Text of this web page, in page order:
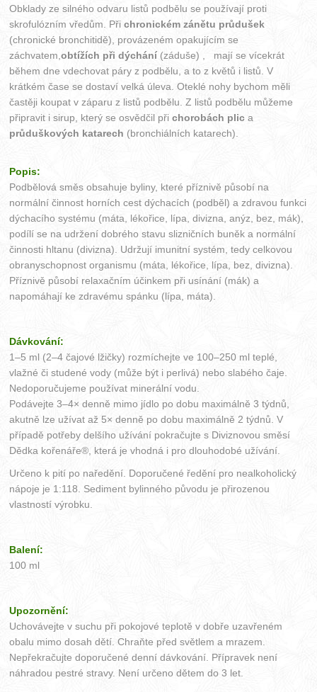
Obklady ze silného odvaru listů podbělu se používají proti
skrofulózním vředům. Přichronickém zánětu průdušek
(chronické bronchitidě), provázeném opakujícím se
záchvatem,obtížích při dýchání (záduše) , mají se vícekrát
během dne vdechovat páry z podbělu, a to z květů i listů. V
krátkém čase se dostaví velká úleva. Oteklé nohy bychom měli
častěji koupat v záparu z listů podbělu. Z listů podbělu můžeme
připravit i sirup, který se osvědčil přichorobách plic a
průduškových katarech (bronchiálních katarech).
Popis:
Podbělová směs obsahuje byliny, které příznivě působí na
normální činnost horních cest dýchacích (podběl) a zdravou funkci
dýchacího systému (máta, lékořice, lípa, divizna, anýz, bez, mák),
podílí se na udržení dobrého stavu slizničních buněk a normální
činnosti hltanu (divizna). Udržují imunitní systém, tedy celkovou
obranyschopnost organismu (máta, lékořice, lípa, bez, divizna).
Příznivě působí relaxačním účinkem při usínání (mák) a
napomáhají ke zdravému spánku (lípa, máta).
Dávkování:
1–5 ml (2–4 čajové lžičky) rozmíchejte ve 100–250 ml teplé,
vlažné či studené vody (může být i perlivá) nebo slabého čaje.
Nedoporučujeme používat minerální vodu.
Podávejte 3–4× denně mimo jídlo po dobu maximálně 3 týdnů,
akutně lze užívat až 5× denně po dobu maximálně 2 týdnů. V
případě potřeby delšího užívání pokračujte s Diviznovou směsí
Dědka kořenáře®, která je vhodná i pro dlouhodobé užívání.
Určeno k pití po naředění. Doporučené ředění pro nealkoholický
nápoje je 1:118. Sediment bylinného původu je přirozenou
vlastností výrobku.
Balení:
100 ml
Upozornění:
Uchovávejte v suchu při pokojové teplotě v dobře uzavřeném
obalu mimo dosah dětí. Chraňte před světlem a mrazem.
Nepřekračujte doporučené denní dávkování. Přípravek není
náhradou pestré stravy. Není určeno dětem do 3 let.